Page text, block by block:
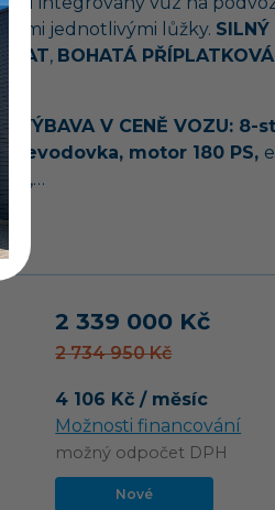
jednotlivými lůžky.
, BOHATÁ
VÝBAVA V CENĚ VOZU: 8-
převodovka, motor 180 PS,
2 339 000 Kč
2 734 950 Kč
4 106 Kč / měsíc
Možnosti financování
možný odpočet DPH
Nové